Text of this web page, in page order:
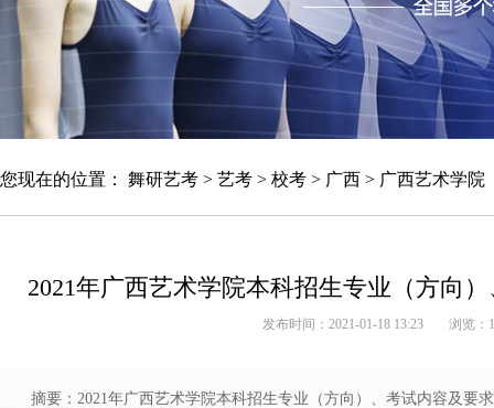
您现在的位置： 舞研艺考 > 艺考 > 校考 > 广西 > 广西艺术学院
2021年广西艺术学院本科招生专业（方向
发布时间：2021-01-18 13:23 浏览：
摘要：2021年广西艺术学院本科招生专业（方向）、考试内容及要